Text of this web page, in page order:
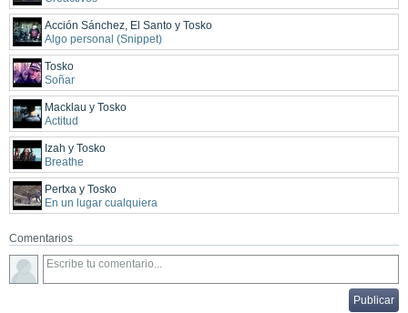
Acción Sánchez, El Santo y Tosko
Algo personal (Snippet)
Tosko
Soñar
Macklau y Tosko
Actitud
Izah y Tosko
Breathe
Pertxa y Tosko
En un lugar cualquiera
Comentarios